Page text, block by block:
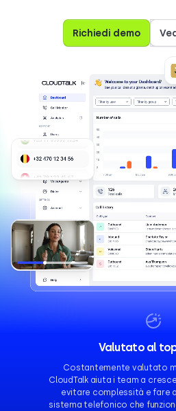
Richiedi demo
Valutato al
Costantemente valutato
CloudTalk aiuta i team a
evitare complessità e fare
sistema telefonico che